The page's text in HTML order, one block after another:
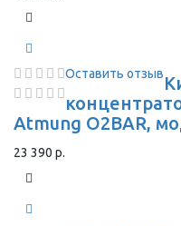
Оставить отзыв
Atmung O2BAR,
23 390 р.